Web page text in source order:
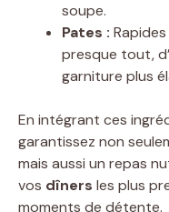
soupe.
Pates :
presque tout,
garniture plus
En intégrant ces
garantissez non
mais aussi un repas
vos dîners les plus
moments de détente.